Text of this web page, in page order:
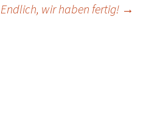
Endlich, wir haben fertig! →